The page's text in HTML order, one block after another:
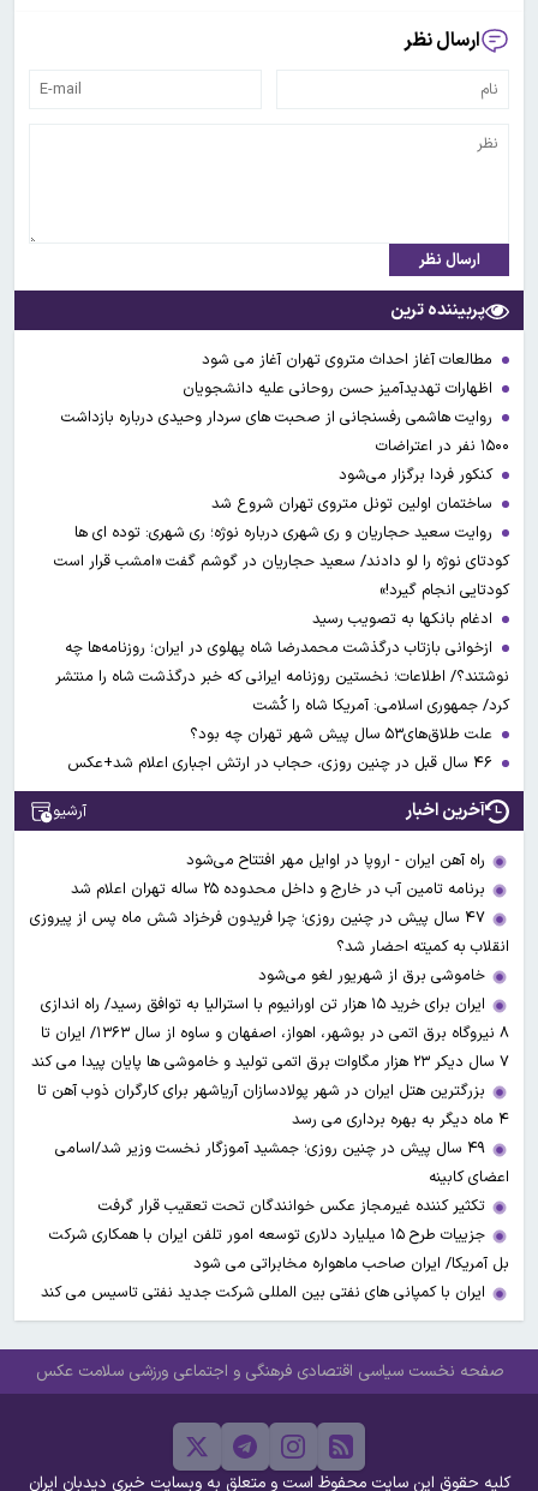
ارسال نظر
ارسال نظر
پربیننده ترین
مطالعات آغاز احداث متروی تهران آغاز می شود
اظهارات تهدیدآمیز حسن روحانی علیه دانشجویان
روایت هاشمی رفسنجانی از صحبت های سردار وحیدی درباره بازداشت
۱۵۰۰ نفر در اعتراضات
کنکور فردا برگزار می‌شود
ساختمان اولین تونل متروی تهران شروع شد
روایت سعید حجاریان و ری شهری درباره نوژه؛ ری شهری: توده ای ها
کودتای نوژه را لو دادند/ سعید حجاریان در گوشم گفت «امشب قرار است
کودتایی انجام گیرد!»
ادغام بانکها به تصویب رسید
ازخوانی بازتاب درگذشت محمدرضا شاه پهلوی در ایران؛ روزنامه‌ها چه
نوشتند؟/ اطلاعات؛ نخستین روزنامه ایرانی که خبر درگذشت شاه را منتشر
کرد/ جمهوری اسلامی: آمریکا شاه را کُشت
علت طلاق‌های۵۳ سال پیش شهر تهران چه بود؟
آخرین اخبار آرشیو
راه آهن ایران - اروپا در اوایل مهر افتتاح می‌شود
برنامه تامین آب در خارج و داخل محدوده ۲۵ ساله تهران اعلام شد
۴۷ سال پیش در چنین روزی؛ چرا فریدون فرخزاد شش ماه پس از پیروزی
انقلاب به کمیته احضار شد؟
خاموشی برق از شهریور لغو می‌شود
ایران برای خرید ۱۵ هزار تن اورانیوم با استرالیا به توافق رسید/ راه اندازی
۸ نیروگاه برق اتمی در بوشهر، اهواز، اصفهان و ساوه از سال ۱۳۶۳/ ایران تا
۷ سال دیکر ۲۳ هزار مگاوات برق اتمی تولید و خاموشی ها پایان پیدا می کند
بزرگترین هتل ایران در شهر پولادسازان آریاشهر برای کارگران ذوب آهن تا
۴ ماه دیگر به بهره برداری می رسد
۴۹ سال پیش در چنین روزی؛ جمشید آموزگار نخست وزیر شد/اسامی
اعضای کابینه
تکثیر کننده غیرمجاز عکس خوانندگان تحت تعقیب قرار گرفت
جزییات طرح ۱۵ میلیارد دلاری توسعه امور تلفن ایران با همکاری شرکت
بل آمریکا/ ایران صاحب ماهواره مخابراتی می شود
ایران با کمپانی های نفتی بین المللی شرکت جدید نفتی تاسیس می کند
صفحه نخست سیاسی اقتصادی فرهنگی و اجتماعی ورزشی سلامت عکس
کلیه حقوق این سایت محفوظ است و متعلق به وبسایت خبری دیدبان ایران